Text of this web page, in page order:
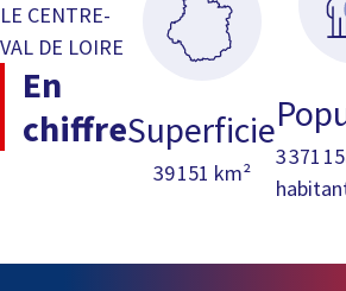
LE CENTRE-
VAL DE LOIRE
En
chiffreSuperficie
39 151 km²
3 371